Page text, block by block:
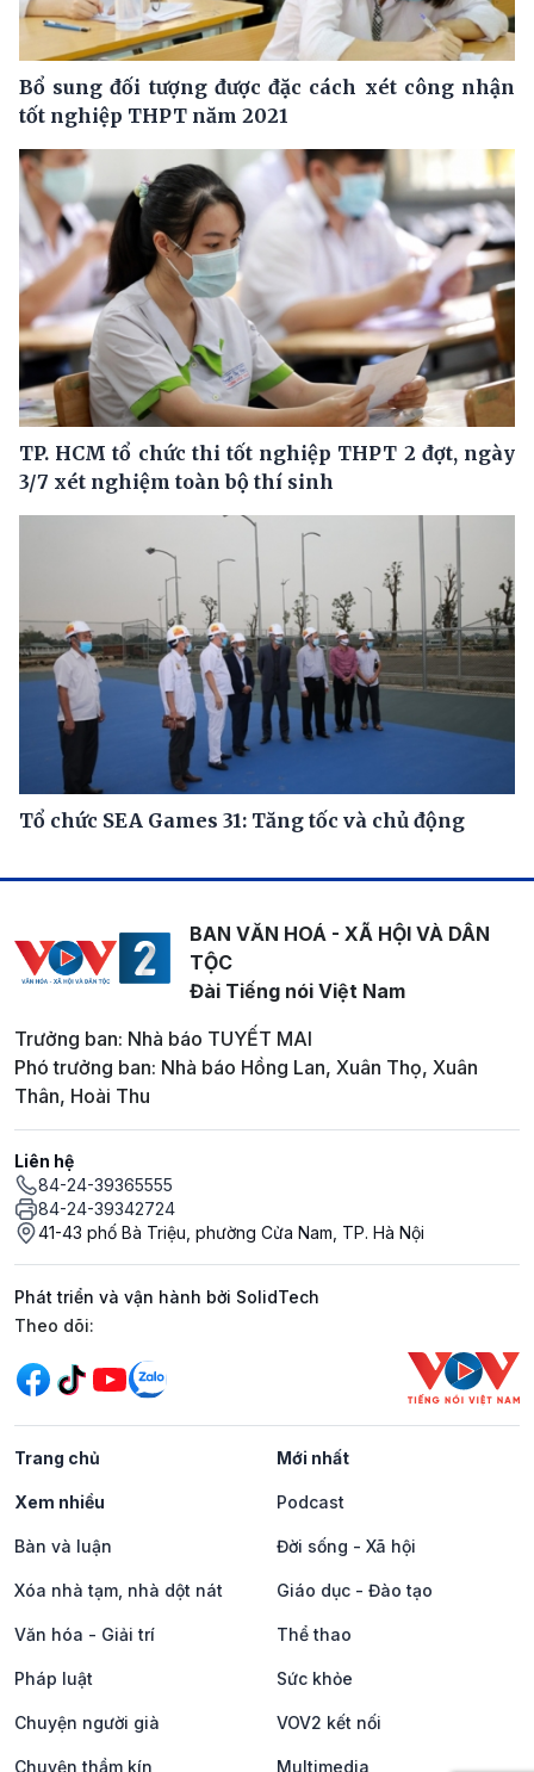
Bổ sung đối tượng được đặc cách xét công nhận
tốt nghiệp THPT năm 2021
TP. HCM tổ chức thi tốt nghiệp THPT 2 đợt, ngày
3/7 xét nghiệm toàn bộ thí sinh
Tổ chức SEA Games 31: Tăng tốc và chủ động
BAN VĂN HOÁ - XÃ HỘI VÀ DÂN
TỘC
Đài Tiếng nói Việt Nam
Trưởng ban: Nhà báo TUYẾT MAI
Phó trưởng ban: Nhà báo Hồng Lan, Xuân Thọ, Xuân
Thân, Hoài Thu
Liên hệ
84-24-39365555
84-24-39342724
41-43 phố Bà Triệu, phường Cửa Nam, TP. Hà Nội
Phát triển và vận hành bởi SolidTech
Mạng xã hội
Theo dõi:
Trang chủ Mới nhất
Xem nhiều Podcast
Bàn và luận Đời sống - Xã hội
Xóa nhà tạm, nhà dột nát Giáo dục - Đào tạo
Văn hóa - Giải trí Thể thao
Pháp luật Sức khỏe
Chuyện người già VOV2 kết nối
Chuyện thầm kín Multimedia